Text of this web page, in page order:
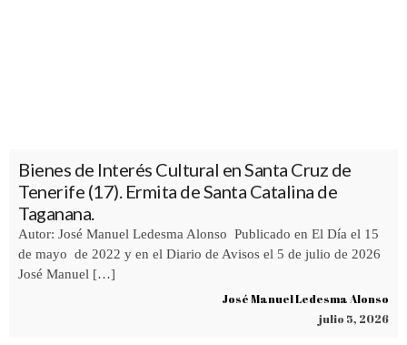
Bienes de Interés Cultural en Santa Cruz de
Tenerife (17). Ermita de Santa Catalina de
Taganana.
Autor: José Manuel Ledesma Alonso Publicado en El Día el 15
de mayo de 2022 y en el Diario de Avisos el 5 de julio de 2026
José Manuel […]
José Manuel Ledesma Alonso
julio 5, 2026